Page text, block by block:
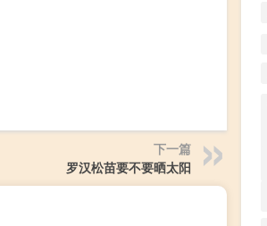
下一篇
罗汉松苗要不要晒太阳